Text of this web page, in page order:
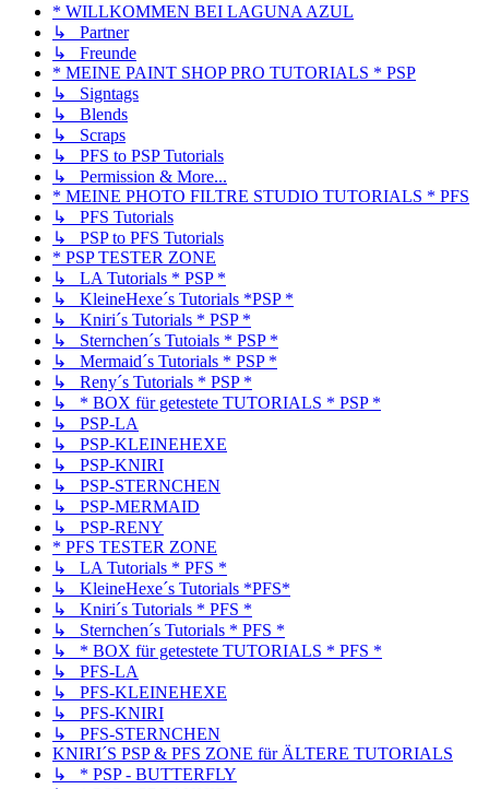
* WILLKOMMEN BEI LAGUNA AZUL
↳ Partner
↳ Freunde
* MEINE PAINT SHOP PRO TUTORIALS * PSP
↳ Signtags
↳ Blends
↳ Scraps
↳ PFS to PSP Tutorials
↳ Permission & More...
* MEINE PHOTO FILTRE STUDIO TUTORIALS * PFS
↳ PFS Tutorials
↳ PSP to PFS Tutorials
* PSP TESTER ZONE
↳ LA Tutorials * PSP *
↳ KleineHexe´s Tutorials *PSP *
↳ Kniri´s Tutorials * PSP *
↳ Sternchen´s Tutoials * PSP *
↳ Mermaid´s Tutorials * PSP *
↳ Reny´s Tutorials * PSP *
↳ * BOX für getestete TUTORIALS * PSP *
↳ PSP-LA
↳ PSP-KLEINEHEXE
↳ PSP-KNIRI
↳ PSP-STERNCHEN
↳ PSP-MERMAID
↳ PSP-RENY
* PFS TESTER ZONE
↳ LA Tutorials * PFS *
↳ KleineHexe´s Tutorials *PFS*
↳ Kniri´s Tutorials * PFS *
↳ Sternchen´s Tutorials * PFS *
↳ * BOX für getestete TUTORIALS * PFS *
↳ PFS-LA
↳ PFS-KLEINEHEXE
↳ PFS-KNIRI
↳ PFS-STERNCHEN
KNIRI´S PSP & PFS ZONE für ÄLTERE TUTORIALS
↳ * PSP - BUTTERFLY